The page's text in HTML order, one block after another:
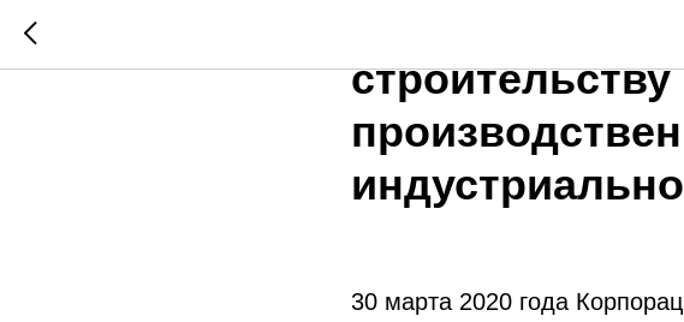
Корпорация
30 марта 2020 года